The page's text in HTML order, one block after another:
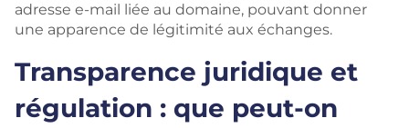
adresse e-mail liée au domaine, pouvant donner
une apparence de légitimité aux échanges.
Transparence juridique et
régulation : que peut-on